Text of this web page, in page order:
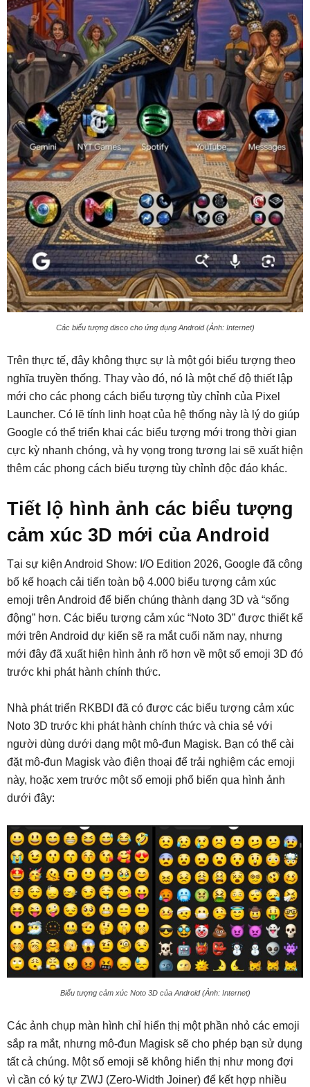
Các biểu tượng disco cho ứng dụng Android (Ảnh: Internet)
Trên thực tế, đây không thực sự là một gói biểu tượng theo
nghĩa truyền thống. Thay vào đó, nó là một chế độ thiết lập
mới cho các phong cách biểu tượng tùy chỉnh của Pixel
Launcher. Có lẽ tính linh hoạt của hệ thống này là lý do giúp
Google có thể triển khai các biểu tượng mới trong thời gian
cực kỳ nhanh chóng, và hy vọng trong tương lai sẽ xuất hiện
thêm các phong cách biểu tượng tùy chỉnh độc đáo khác.
Tiết lộ hình ảnh các biểu tượng
cảm xúc 3D mới của Android
Tại sự kiện Android Show: I/O Edition 2026, Google đã công
bố kế hoạch cải tiến toàn bộ 4.000 biểu tượng cảm xúc
emoji trên Android để biến chúng thành dạng 3D và “sống
động” hơn. Các biểu tượng cảm xúc “Noto 3D” được thiết kế
mới trên Android dự kiến ​​sẽ ra mắt cuối năm nay, nhưng
mới đây đã xuất hiện hình ảnh rõ hơn về một số emoji 3D đó
trước khi phát hành chính thức.
Nhà phát triển RKBDI đã có được các biểu tượng cảm xúc
Noto 3D trước khi phát hành chính thức và chia sẻ với
người dùng dưới dạng một mô-đun Magisk. Bạn có thể cài
đặt mô-đun Magisk vào điện thoại để trải nghiệm các emoji
này, hoặc xem trước một số emoji phổ biến qua hình ảnh
dưới đây:
Biểu tượng cảm xúc Noto 3D của Android (Ảnh: Internet)
Các ảnh chụp màn hình chỉ hiển thị một phần nhỏ các emoji
sắp ra mắt, nhưng mô-đun Magisk sẽ cho phép bạn sử dụng
tất cả chúng. Một số emoji sẽ không hiển thị như mong đợi
vì cần có ký tự ZWJ (Zero-Width Joiner) để kết hợp nhiều